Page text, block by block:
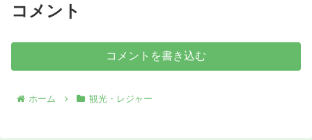
コメント
コメントを書き込む
ホーム 観光・レジャー